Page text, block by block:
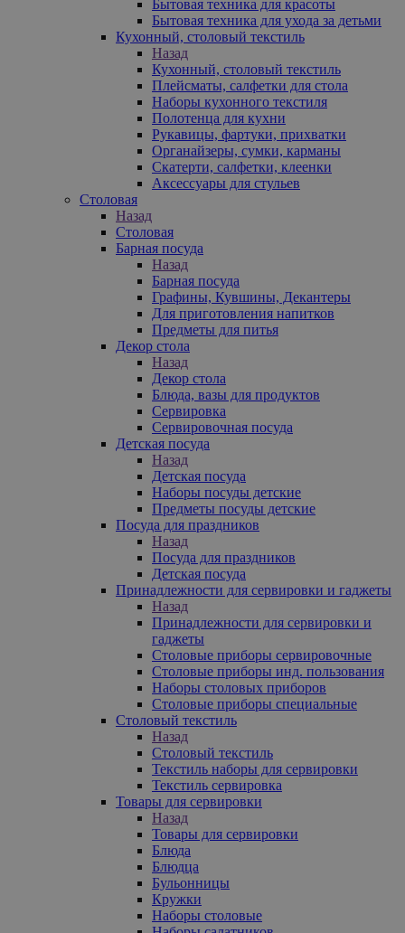
Бытовая техника для красоты
Бытовая техника для ухода за детьми
Кухонный, столовый текстиль
Назад
Кухонный, столовый текстиль
Плейсматы, салфетки для стола
Наборы кухонного текстиля
Полотенца для кухни
Рукавицы, фартуки, прихватки
Органайзеры, сумки, карманы
Скатерти, салфетки, клеенки
Аксессуары для стульев
Столовая
Назад
Столовая
Барная посуда
Назад
Барная посуда
Графины, Кувшины, Декантеры
Для приготовления напитков
Предметы для питья
Декор стола
Назад
Декор стола
Блюда, вазы для продуктов
Сервировка
Сервировочная посуда
Детская посуда
Назад
Детская посуда
Наборы посуды детские
Предметы посуды детские
Посуда для праздников
Назад
Посуда для праздников
Детская посуда
Принадлежности для сервировки и гаджеты
Назад
Принадлежности для сервировки и
гаджеты
Столовые приборы сервировочные
Столовые приборы инд. пользования
Наборы столовых приборов
Столовые приборы специальные
Столовый текстиль
Назад
Столовый текстиль
Текстиль наборы для сервировки
Текстиль сервировка
Товары для сервировки
Назад
Товары для сервировки
Блюда
Блюдца
Бульонницы
Кружки
Наборы столовые